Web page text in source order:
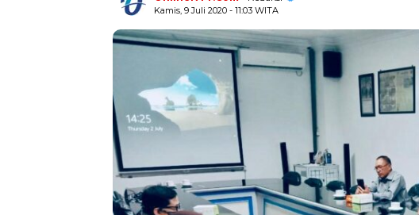
Kamis, 9 Juli 2020 - 11:03 WITA